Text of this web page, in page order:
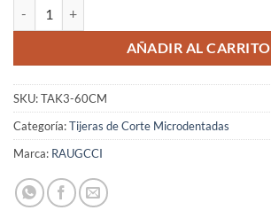
AÑADIR AL CARRITO
SKU:TAK3-60CM
Categoría:Tijeras de Corte Microdentadas
Marca: RAUGCCI